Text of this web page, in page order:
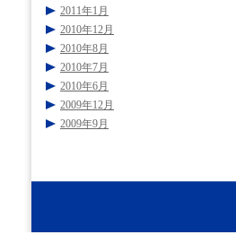
2011年1月
2010年12月
2010年8月
2010年7月
2010年6月
2009年12月
2009年9月